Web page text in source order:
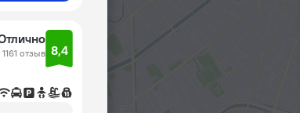
1161 отзыв 8,4